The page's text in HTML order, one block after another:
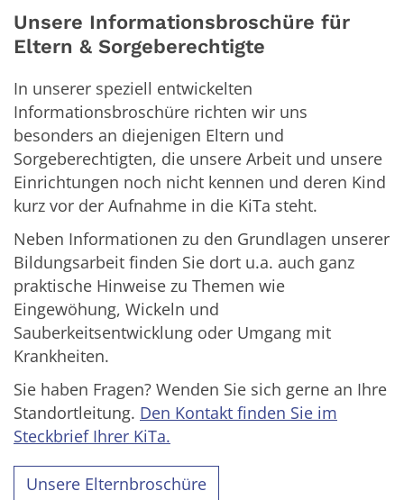
Unsere Informationsbroschüre für
Eltern & Sorgeberechtigte
In unserer speziell entwickelten
Informationsbroschüre richten wir uns
besonders an diejenigen Eltern und
Sorgeberechtigten, die unsere Arbeit und unsere
Einrichtungen noch nicht kennen und deren Kind
kurz vor der Aufnahme in die KiTa steht.
Neben Informationen zu den Grundlagen unserer
Bildungsarbeit finden Sie dort u.a. auch ganz
praktische Hinweise zu Themen wie
Eingewöhung, Wickeln und
Sauberkeitsentwicklung oder Umgang mit
Krankheiten.
Sie haben Fragen? Wenden Sie sich gerne an Ihre
Standortleitung. Den Kontakt finden Sie im
Steckbrief Ihrer KiTa.
Unsere Elternbroschüre